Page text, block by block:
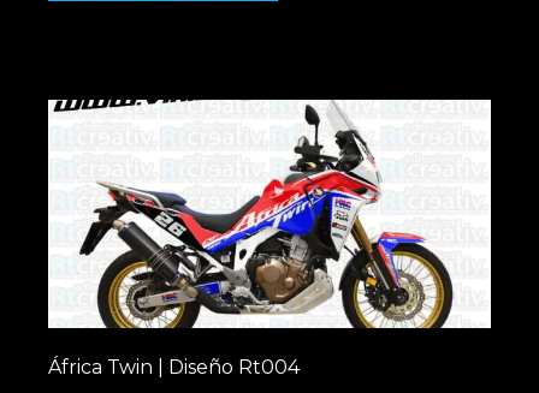
África Twin | Diseño Rt004